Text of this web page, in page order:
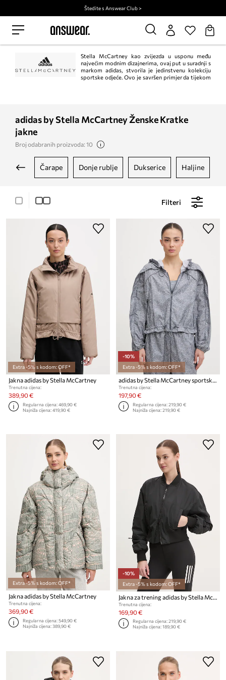
Štedite s Answear Club >
Stella McCartney kao zvijezda u usponu među
najvećim modnim dizajnerima, ovaj put u suradnji s
markom adidas, stvorila je jedinstvenu kolekciju
sportske odjeće. Ovo je savršen primjer da tijekom
adidas by Stella McCartney Ženske Kratke
jakne
Broj odabranih proizvoda: 10
čarape donje rublje dukserice haljine
Filteri
Extra -5% s kodom: OFF*
Jakna adidas by Stella McCartney
Trenutna cijena:
389,90 €
Regularna cijena:469,90 €
Najniža cijena:419,90 €
-10%
Extra -5% s kodom: OFF*
adidas by Stella McCartney sportska jakna ženska
Trenutna cijena:
197,90 €
Regularna cijena:219,90 €
Najniža cijena:219,90 €
Extra -5% s kodom: OFF*
Jakna adidas by Stella McCartney
Trenutna cijena:
369,90 €
Regularna cijena:549,90 €
Najniža cijena:389,90 €
-10%
Extra -5% s kodom: OFF*
Jakna za trening adidas by Stella McCartney
Trenutna cijena:
169,90 €
Regularna cijena:219,90 €
Najniža cijena:189,90 €